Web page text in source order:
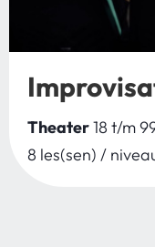
Theater18 t/m
8 les(sen) /